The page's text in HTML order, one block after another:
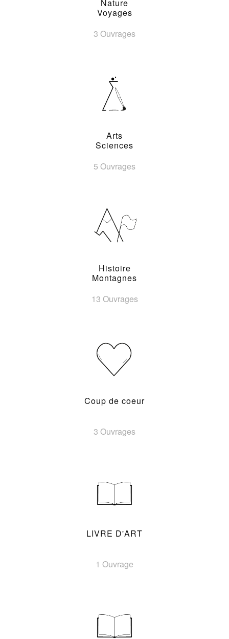
Nature
Voyages
3 Ouvrages
Arts
Sciences
5 Ouvrages
Histoire
Montagnes
13 Ouvrages
Coup de coeur
3 Ouvrages
LIVRE D'ART
1 Ouvrage